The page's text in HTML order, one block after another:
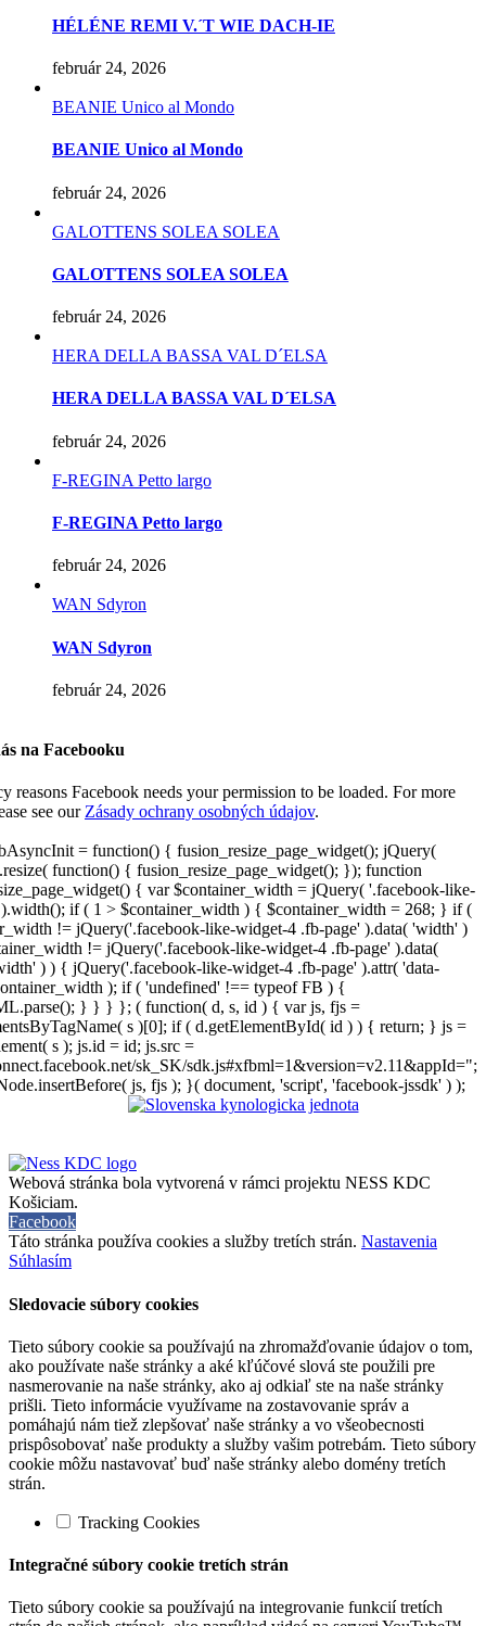
HÉLÉNE REMI V.´T WIE DACH-IE
február 24, 2026
BEANIE Unico al Mondo
BEANIE Unico al Mondo
február 24, 2026
GALOTTENS SOLEA SOLEA
GALOTTENS SOLEA SOLEA
február 24, 2026
HERA DELLA BASSA VAL D´ELSA
HERA DELLA BASSA VAL D´ELSA
február 24, 2026
F-REGINA Petto largo
F-REGINA Petto largo
február 24, 2026
WAN Sdyron
WAN Sdyron
február 24, 2026
na Facebooku
reasons Facebook needs your permission to be loaded. For more
see our Zásady ochrany osobných údajov.
= function() { fusion_resize_page_widget(); jQuery(
function() { fusion_resize_page_widget(); }); function
{ var $container_width = jQuery( '.facebook-like-
if ( 1 > $container_width ) { $container_width = 268; } if (
!= jQuery('.facebook-like-widget-4 .fb-page' ).data( 'width' )
!= jQuery('.facebook-like-widget-4 .fb-page' ).data(
) ) { jQuery('.facebook-like-widget-4 .fb-page' ).attr( 'data-
); if ( 'undefined' !== typeof FB ) {
} } } }; ( function( d, s, id ) { var js, fjs =
s )[0]; if ( d.getElementById( id ) ) { return; } js =
s ); js.id = id; js.src =
sk_SK/sdk.js#xfbml=1&version=v2.11&appId=";
js, fjs ); }( document, 'script', 'facebook-jssdk' ) );
Webová stránka bola vytvorená v rámci projektu NESS KDC
Košiciam.
Facebook
Táto stránka používa cookies a služby tretích strán. Nastavenia
Súhlasím
Sledovacie súbory cookies
Tieto súbory cookie sa používajú na zhromažďovanie údajov o tom,
ako používate naše stránky a aké kľúčové slová ste použili pre
nasmerovanie na naše stránky, ako aj odkiaľ ste na naše stránky
prišli. Tieto informácie využívame na zostavovanie správ a
pomáhajú nám tiež zlepšovať naše stránky a vo všeobecnosti
prispôsobovať naše produkty a služby vašim potrebám. Tieto súbory
cookie môžu nastavovať buď naše stránky alebo domény tretích
strán.
Tracking Cookies
Integračné súbory cookie tretích strán
Tieto súbory cookie sa používajú na integrovanie funkcií tretích